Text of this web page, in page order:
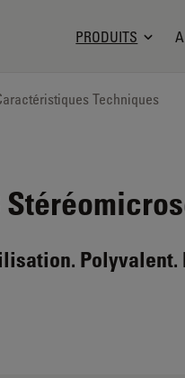
Logo
PRODUITS
Techniques
Polyvalent.